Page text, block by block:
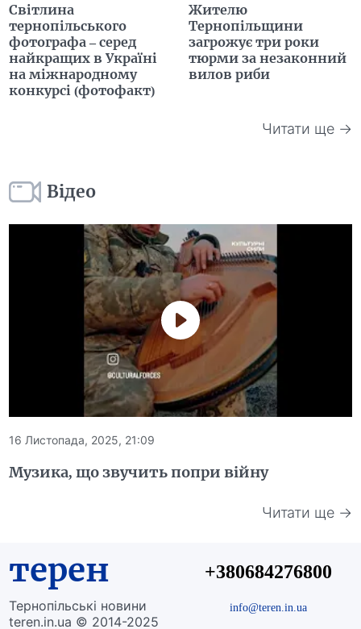
Світлина
тернопільського
фотографа – серед
найкращих в Україні
на міжнародному
конкурсі (фотофакт)
Жителю
Тернопільщини
загрожує три роки
тюрми за незаконний
вилов риби
Читати ще →
Відео
16 Листопада, 2025, 21:09
Музика, що звучить попри війну
Читати ще →
терен
Тернопільські новини
teren.in.ua © 2014-2025
+380684276800
info@teren.in.ua